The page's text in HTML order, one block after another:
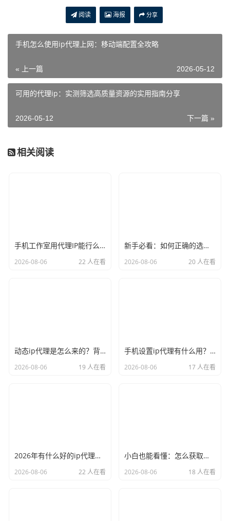
阅读 海报 分享
手机怎么使用ip代理上网：移动端配置全攻略
« 上一篇 2026-05-12
可用的代理ip：实测筛选高质量资源的实用指南分享
下一篇 »
2026-05-12
相关阅读
手机工作室用代理IP能行么？过来人的经验告诉你答案
2026-08-06 22 人在看
新手必看：如何正确的选择代理ip软件，别再交智商税了
2026-08-06 20 人在看
动态ip代理是怎么来的？背后的原理比你想象的精彩
2026-08-06 19 人在看
手机设置ip代理有什么用？不只是改定位那么简单
2026-08-06 17 人在看
2026年有什么好的ip代理软件？亲测后我只推荐这几个
2026-08-06 22 人在看
小白也能看懂：怎么获取代理ip和端口号，一步步教会你
2026-08-06 18 人在看